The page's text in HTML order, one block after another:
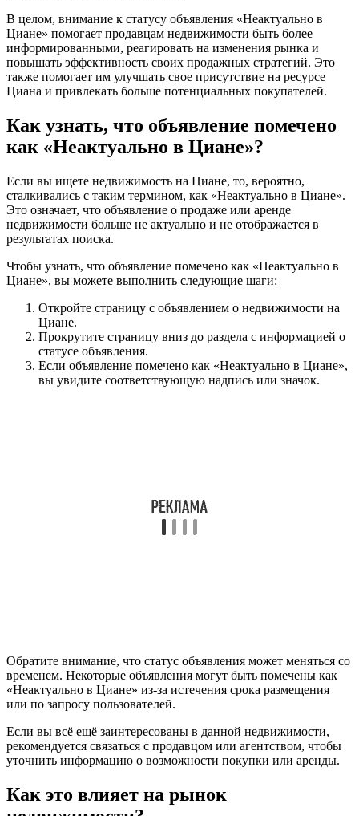
В целом, внимание к статусу объявления «Неактуально в
Циане» помогает продавцам недвижимости быть более
информированными, реагировать на изменения рынка и
повышать эффективность своих продажных стратегий. Это
также помогает им улучшать свое присутствие на ресурсе
Циана и привлекать больше потенциальных покупателей.
Как узнать, что объявление помечено
как «Неактуально в Циане»?
Если вы ищете недвижимость на Циане, то, вероятно,
сталкивались с таким термином, как «Неактуально в Циане».
Это означает, что объявление о продаже или аренде
недвижимости больше не актуально и не отображается в
результатах поиска.
Чтобы узнать, что объявление помечено как «Неактуально в
Циане», вы можете выполнить следующие шаги:
Откройте страницу с объявлением о недвижимости на
Циане.
Прокрутите страницу вниз до раздела с информацией о
статусе объявления.
Если объявление помечено как «Неактуально в Циане»,
вы увидите соответствующую надпись или значок.
Обратите внимание, что статус объявления может меняться со
временем. Некоторые объявления могут быть помечены как
«Неактуально в Циане» из-за истечения срока размещения
или по запросу пользователей.
Если вы всё ещё заинтересованы в данной недвижимости,
рекомендуется связаться с продавцом или агентством, чтобы
уточнить информацию о возможности покупки или аренды.
Как это влияет на рынок